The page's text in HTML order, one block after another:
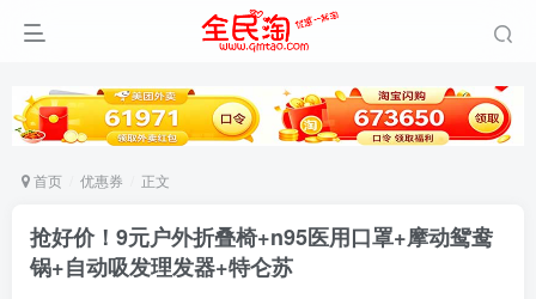
首页 优惠券 正文
抢好价！9元户外折叠椅+n95医用口罩+摩动鸳鸯
锅+自动吸发理发器+特仑苏